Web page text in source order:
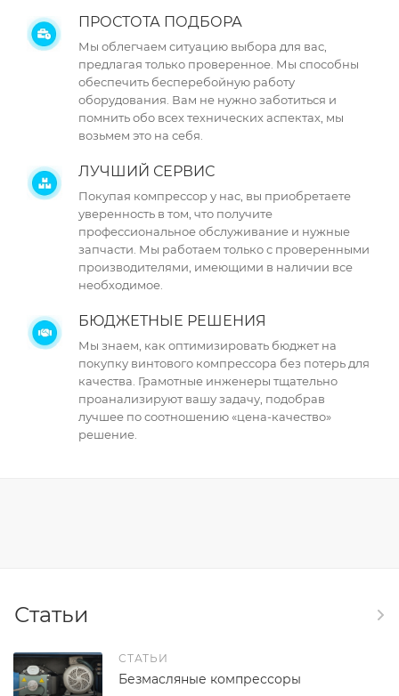
ПРОСТОТА ПОДБОРА
Мы облегчаем ситуацию выбора для вас,
предлагая только проверенное. Мы способны
обеспечить бесперебойную работу
оборудования. Вам не нужно заботиться и
помнить обо всех технических аспектах, мы
возьмем это на себя.
ЛУЧШИЙ СЕРВИС
Покупая компрессор у нас, вы приобретаете
уверенность в том, что получите
профессиональное обслуживание и нужные
запчасти. Мы работаем только с проверенными
производителями, имеющими в наличии все
необходимое.
БЮДЖЕТНЫЕ РЕШЕНИЯ
Мы знаем, как оптимизировать бюджет на
покупку винтового компрессора без потерь для
качества. Грамотные инженеры тщательно
проанализируют вашу задачу, подобрав
лучшее по соотношению «цена-качество»
решение.
Статьи
СТАТЬИ
Безмасляные компрессоры